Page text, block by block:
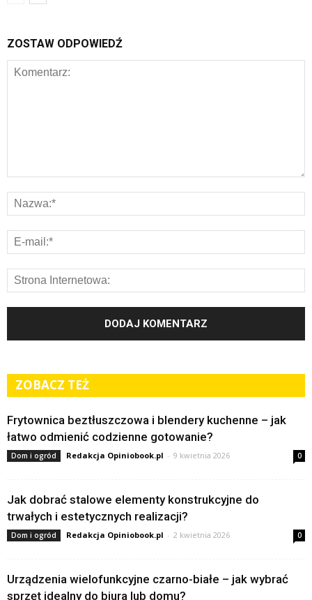
ZOSTAW ODPOWIEDŹ
ZOBACZ TEŻ
Frytownica beztłuszczowa i blendery kuchenne – jak
łatwo odmienić codzienne gotowanie?
Dom i ogród Redakcja Opiniobook.pl - 9 kwietnia 2026 0
Jak dobrać stalowe elementy konstrukcyjne do
trwałych i estetycznych realizacji?
Dom i ogród Redakcja Opiniobook.pl - 2 kwietnia 2026 0
Urządzenia wielofunkcyjne czarno-białe – jak wybrać
sprzęt idealny do biura lub domu?